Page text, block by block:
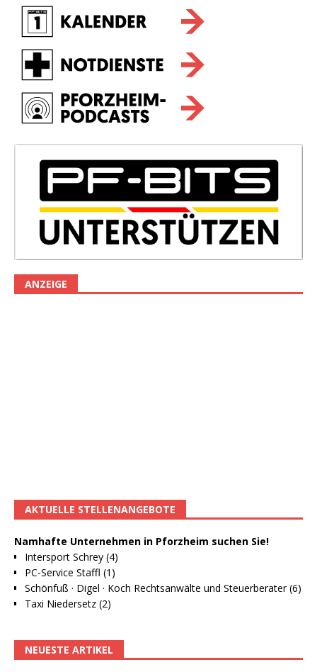
ANZEIGE
AKTUELLE STELLENANGEBOTE
Namhafte Unternehmen in Pforzheim suchen Sie!
Intersport Schrey (4)
PC-Service Staffl (1)
Schönfuß · Digel · Koch Rechtsanwälte und Steuerberater (6)
Taxi Niedersetz (2)
NEUESTE ARTIKEL